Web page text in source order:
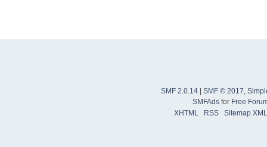
SMF 2.0.14 SMF © 2017
SMFAdsfor Free
XHTML
RSS Sitemap XML